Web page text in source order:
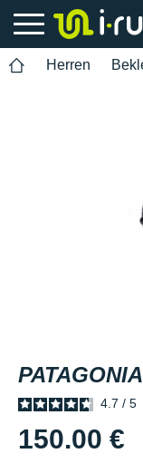
Herren
PATAGONIA
4.7 / 5
150.00 €